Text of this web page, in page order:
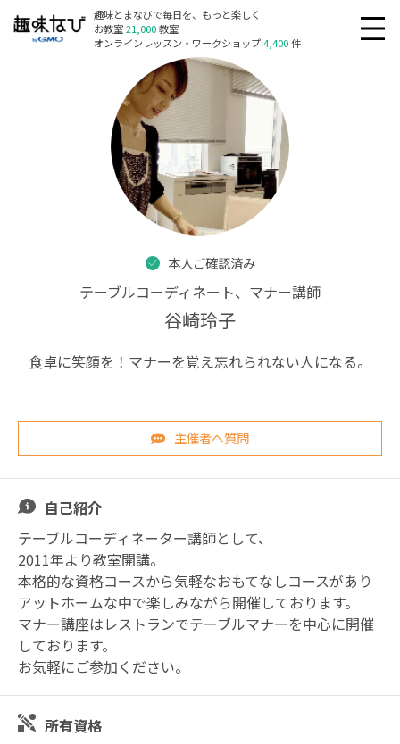
趣味とまなびで毎日を、もっと楽しく
お教室21,000教室
オンラインレッスン・ワークショップ4,400件
本人ご確認済み
テーブルコーディネート、マナー講師
谷崎玲子
食卓に笑顔を！マナーを覚え忘れられない人になる。
主催者へ質問
自己紹介
テーブルコーディネーター講師として、
2011年より教室開講。
本格的な資格コースから気軽なおもてなしコースがあり
アットホームな中で楽しみながら開催しております。
マナー講座はレストランでテーブルマナーを中心に開催
しております。
お気軽にご参加ください。
所有資格